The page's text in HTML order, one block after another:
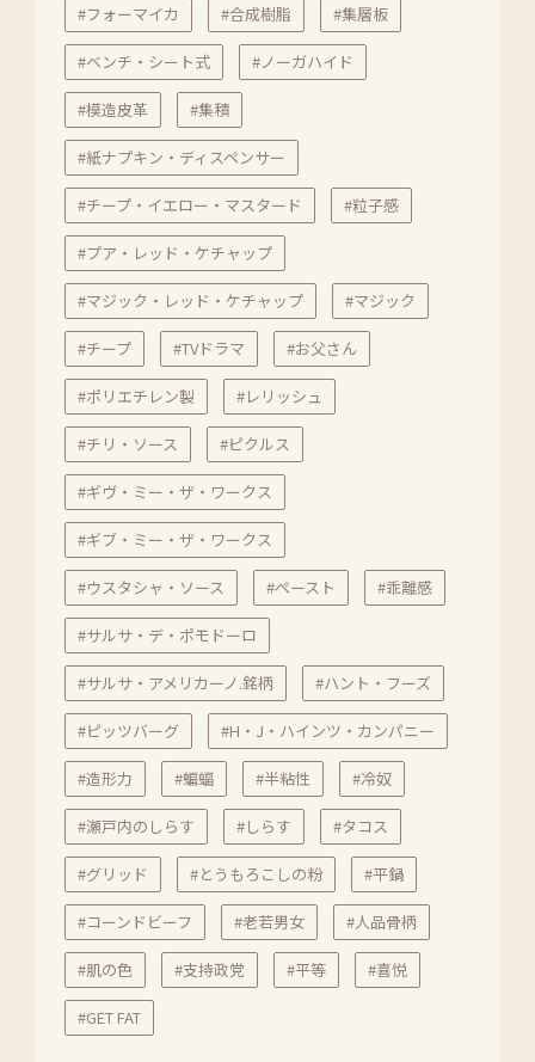
#フォーマイカ #合成樹脂 #集層板
#ベンチ・シート式 #ノーガハイド
#模造皮革 #集積
#紙ナプキン・ディスペンサー
#チープ・イエロー・マスタード #粒子感
#プア・レッド・ケチャップ
#マジック・レッド・ケチャップ #マジック
#チープ #TVドラマ #お父さん
#ポリエチレン製 #レリッシュ
#チリ・ソース #ピクルス
#ギヴ・ミー・ザ・ワークス
#ギブ・ミー・ザ・ワークス
#ウスタシャ・ソース #ペースト #乖離感
#サルサ・デ・ポモドーロ
#サルサ・アメリカーノ.銘柄 #ハント・フーズ
#ピッツバーグ #H・J・ハインツ・カンパニー
#造形力 #蝙蝠 #半粘性 #冷奴
#瀬戸内のしらす #しらす #タコス
#グリッド #とうもろこしの粉 #平鍋
#コーンドビーフ #老若男女 #人品骨柄
#肌の色 #支持政党 #平等 #喜悦
#GET FAT